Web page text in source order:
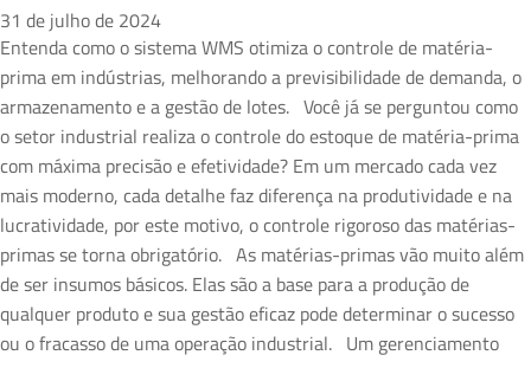
31 de julho de 2024
Entenda como o sistema WMS otimiza o controle de matéria-
prima em indústrias, melhorando a previsibilidade de demanda, o
armazenamento e a gestão de lotes. Você já se perguntou como
o setor industrial realiza o controle do estoque de matéria-prima
com máxima precisão e efetividade? Em um mercado cada vez
mais moderno, cada detalhe faz diferença na produtividade e na
lucratividade, por este motivo, o controle rigoroso das matérias-
primas se torna obrigatório. As matérias-primas vão muito além
de ser insumos básicos. Elas são a base para a produção de
qualquer produto e sua gestão eficaz pode determinar o sucesso
ou o fracasso de uma operação industrial. Um gerenciamento